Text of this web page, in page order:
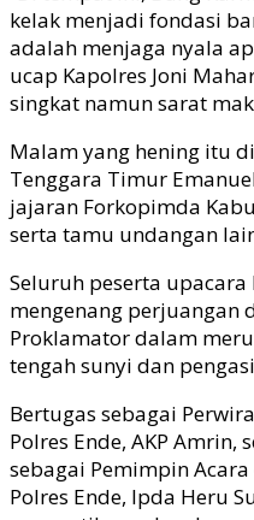
kelak menjadi fondasi
adalah menjaga nyala
ucap Kapolres Joni
singkat namun sarat
Malam yang hening itu
Tenggara Timur
jajaran Forkopimda
serta tamu undangan
Seluruh peserta
mengenang perjuangan
Proklamator dalam
tengah sunyi dan
Bertugas sebagai
Polres Ende, AKP
sebagai Pemimpin
Polres Ende, Ipda Heru